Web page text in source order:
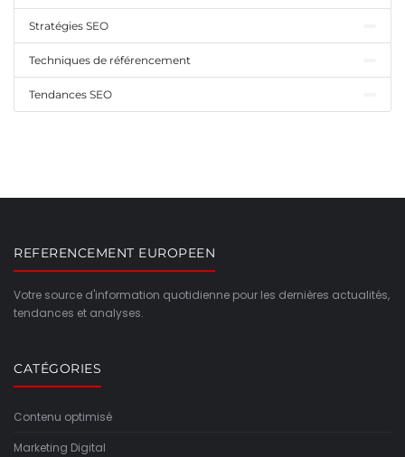
Stratégies SEO
Techniques de référencement
Tendances SEO
REFERENCEMENT EUROPEEN
Votre source d'information quotidienne pour les dernières actualités,
tendances et analyses.
CATÉGORIES
Contenu optimisé
Marketing Digital